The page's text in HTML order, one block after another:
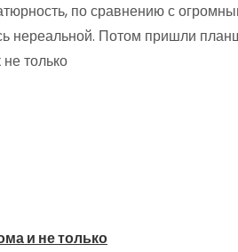
по сравнению с
нереальной. Потом пришли
только
и не только